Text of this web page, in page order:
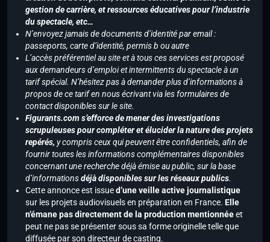
gestion de carrière, et ressources éducatives pour l’industrie
du spectacle, etc…
N’envoyez jamais de documents d’identité par email :
passeports, carte d’identité, permis b ou autre
L’accès préférentiel au site et à tous ces services est proposé
aux demandeurs d’emploi et intermittents du spectacle à un
tarif spécial. N’hésitez pas à demander plus d’informations à
propos de ce tarif en nous écrivant via les formulaires de
contact disponibles sur le site.
Figurants.com s’efforce de mener des investigations
scrupuleuses pour compléter et élucider la nature des projets
repérés, y compris ceux qui peuvent être confidentiels, afin de
fournir toutes les informations complémentaires disponibles
concernant une recherche déjà émise au public, sur la base
d’informationsdéjà disponibles sur les réseaux publics.
Cette annonce est issued’une veille active journalistique
sur les projets audiovisuels en préparation en France. Elle
n’émane pas directement de la production mentionnéeet
peut ne pas se présenter sous sa forme originelle telle que
diffusée par son directeur de casting.